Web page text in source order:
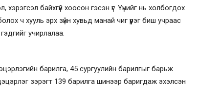
байхгүй хоосон гэсэн үг. Үүнийг нь холбогдох
ч хууль эрх зүйн хувьд манай чиг үүрэг биш учраас
учирлалаа.
барилга, 45 сургуулийн барилгыг барьж
зэрэгт 139 барилга шинээр баригдаж эхэлсэн